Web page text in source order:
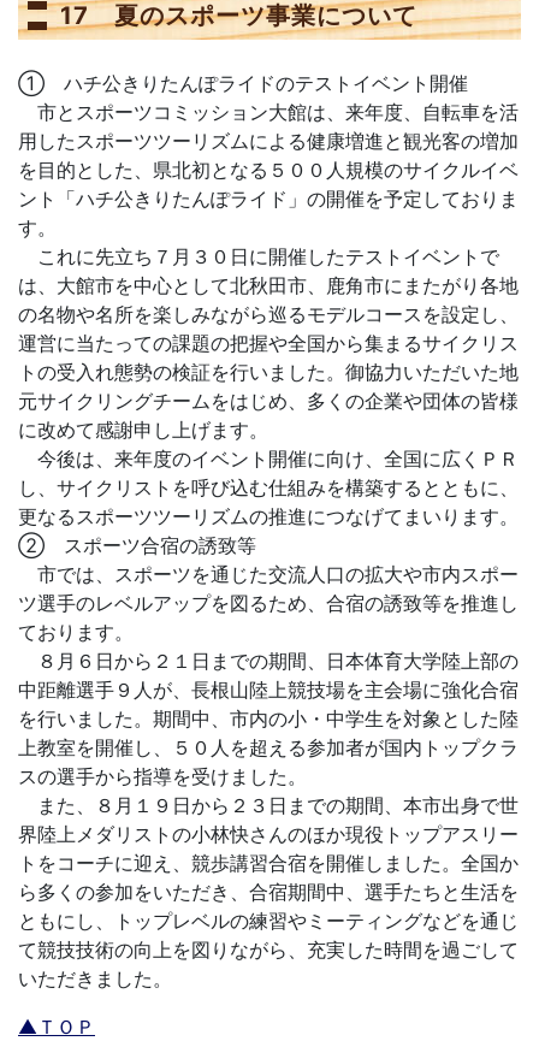
17 夏のスポーツ事業について
① ハチ公きりたんぽライドのテストイベント開催
市とスポーツコミッション大館は、来年度、自転車を活
用したスポーツツーリズムによる健康増進と観光客の増加
を目的とした、県北初となる５００人規模のサイクルイベ
ント「ハチ公きりたんぽライド」の開催を予定しておりま
す。
これに先立ち７月３０日に開催したテストイベントで
は、大館市を中心として北秋田市、鹿角市にまたがり各地
の名物や名所を楽しみながら巡るモデルコースを設定し、
運営に当たっての課題の把握や全国から集まるサイクリス
トの受入れ態勢の検証を行いました。御協力いただいた地
元サイクリングチームをはじめ、多くの企業や団体の皆様
に改めて感謝申し上げます。
今後は、来年度のイベント開催に向け、全国に広くＰＲ
し、サイクリストを呼び込む仕組みを構築するとともに、
更なるスポーツツーリズムの推進につなげてまいります。
② スポーツ合宿の誘致等
市では、スポーツを通じた交流人口の拡大や市内スポー
ツ選手のレベルアップを図るため、合宿の誘致等を推進し
ております。
８月６日から２１日までの期間、日本体育大学陸上部の
中距離選手９人が、長根山陸上競技場を主会場に強化合宿
を行いました。期間中、市内の小・中学生を対象とした陸
上教室を開催し、５０人を超える参加者が国内トップクラ
スの選手から指導を受けました。
また、８月１９日から２３日までの期間、本市出身で世
界陸上メダリストの小林快さんのほか現役トップアスリー
トをコーチに迎え、競歩講習合宿を開催しました。全国か
ら多くの参加をいただき、合宿期間中、選手たちと生活を
ともにし、トップレベルの練習やミーティングなどを通じ
て競技技術の向上を図りながら、充実した時間を過ごして
いただきました。
▲ＴＯＰ